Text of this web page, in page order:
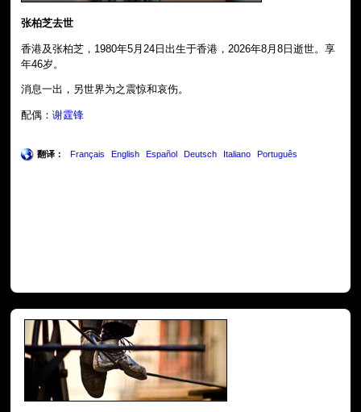
张柏芝去世
香港及张柏芝，1980年5月24日出生于香港，2026年8月8日逝世。享
年46岁。
消息一出，另世界为之震惊和哀伤。
配偶：谢霆锋
翻译： Français English Español Deutsch Italiano Português